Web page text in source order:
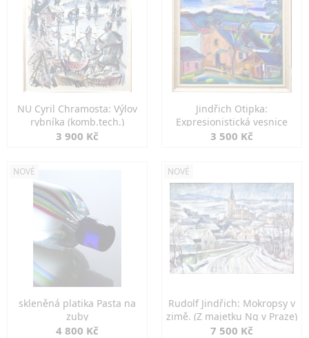
NU Cyril Chramosta: Výlov
rybníka (komb.tech.)
3 900 Kč
Jindřich Otipka:
Expresionistická vesnice
3 500 Kč
NOVÉ
skleněná platika Pasta na
zuby
4 800 Kč
NOVÉ
Rudolf Jindřich: Mokropsy v
zimě. (Z majetku Ng v Praze)
7 500 Kč